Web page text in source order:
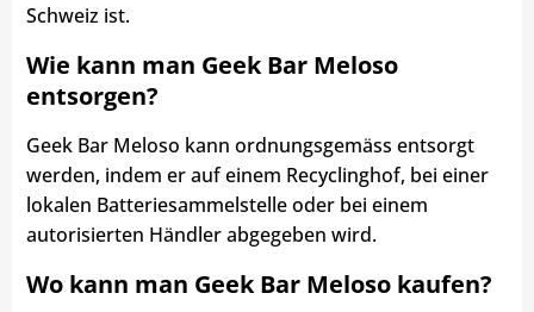
Schweiz ist.
Wie kann man Geek Bar Meloso
entsorgen?
Geek Bar Meloso kann ordnungsgemäss entsorgt
werden, indem er auf einem Recyclinghof, bei einer
lokalen Batteriesammelstelle oder bei einem
autorisierten Händler abgegeben wird.
Wo kann man Geek Bar Meloso kaufen?